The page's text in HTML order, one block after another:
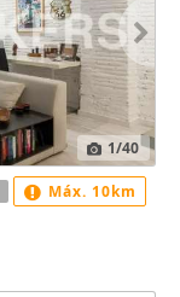
1/40
Máx. 10km